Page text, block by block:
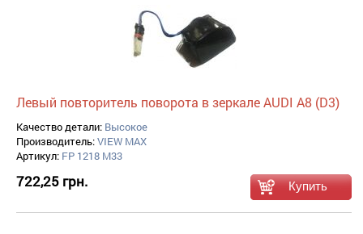
Левый повторитель поворота в зеркале AUDI A8 (D3)
Качество детали: Высокое
Производитель:VIEW MAX
Артикул: FP 1218 M33
722,25 грн.